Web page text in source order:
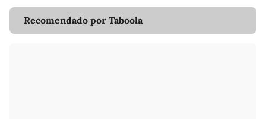
Recomendado por Taboola